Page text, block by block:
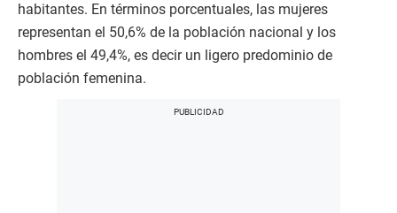
habitantes. En términos porcentuales, las mujeres
representan el 50,6% de la población nacional y los
hombres el 49,4%, es decir un ligero predominio de
población femenina.